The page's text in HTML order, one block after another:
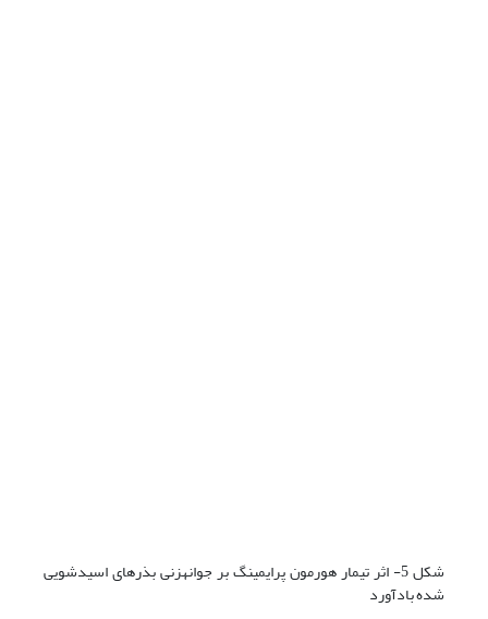
شکل 5- اثر تیمار هورمون پرایمینگ بر جوانه­زنی بذرهای اسیدشویی
شده بادآورد